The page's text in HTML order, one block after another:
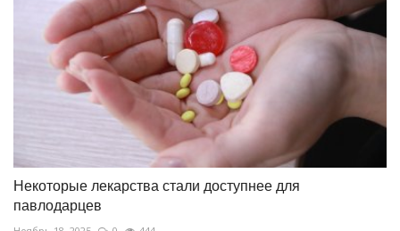
Некоторые лекарства стали доступнее для
павлодарцев